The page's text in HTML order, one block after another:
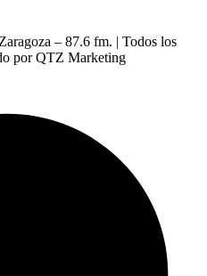
– 87.6 fm. | Todos los
por QTZ Marketing